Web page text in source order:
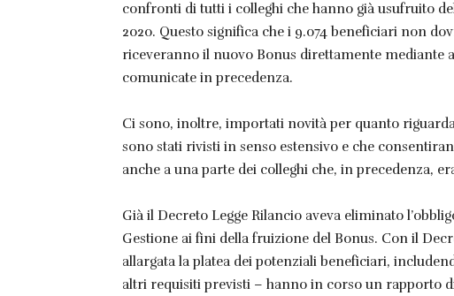
confronti di tutti i colleghi che hanno già usufruito
2020. Questo significa che i 9.074 beneficiari non
riceveranno il nuovo Bonus direttamente mediante
comunicate in precedenza.
Ci sono, inoltre, importati novità per quanto
sono stati rivisti in senso estensivo e che
anche a una parte dei colleghi che, in precedenza,
Già il Decreto Legge Rilancio aveva eliminato
Gestione ai fini della fruizione del Bonus. Con il
allargata la platea dei potenziali beneficiari,
altri requisiti previsti – hanno in corso un rapporto